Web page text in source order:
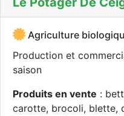
Agriculture
Production et
saison
Produits en vente :
carotte, brocoli, blette,